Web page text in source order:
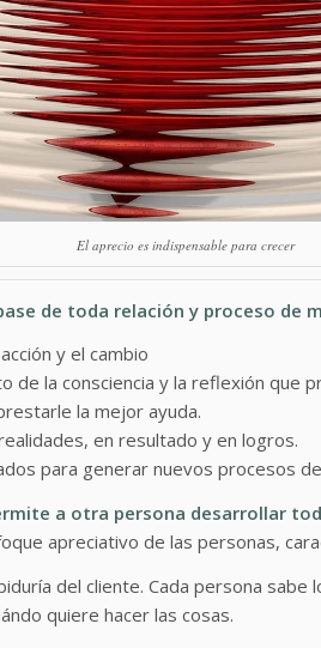
El aprecio es indispensable para crecer
de toda relación y proceso de
y el cambio
de la consciencia y la reflexión que
la mejor ayuda.
en resultado y en logros.
para generar nuevos procesos
a otra persona desarrollar
apreciativo de las personas,
del cliente. Cada persona
quiere hacer las cosas.